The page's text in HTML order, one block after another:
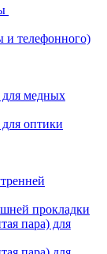
и телефонного)
для медных
оптики
прокладки
пара) для